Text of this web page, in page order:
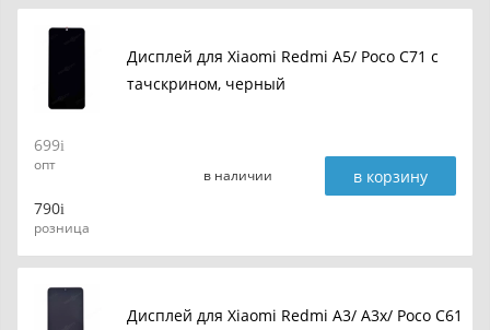
Дисплей для Xiaomi Redmi A5/ Poco C71 с
тачскрином, черный
699
опт
790
розница
в наличии в корзину
Дисплей для Xiaomi Redmi A3/ A3x/ Poco C61